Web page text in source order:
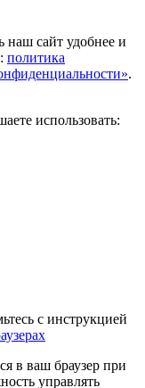
наш сайт удобнее и
политика
.
использовать:
с инструкцией
в ваш браузер при
управлять